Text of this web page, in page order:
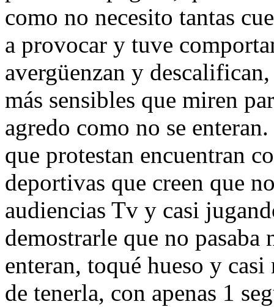
como no necesito tantas
a provocar y tuve
avergüenzan y
más sensibles que miren
agredo como no se
que protestan encuentran
deportivas que creen que
audiencias Tv y casi
demostrarle que no pasaba
enteran, toqué hueso y
de tenerla, con apenas 1